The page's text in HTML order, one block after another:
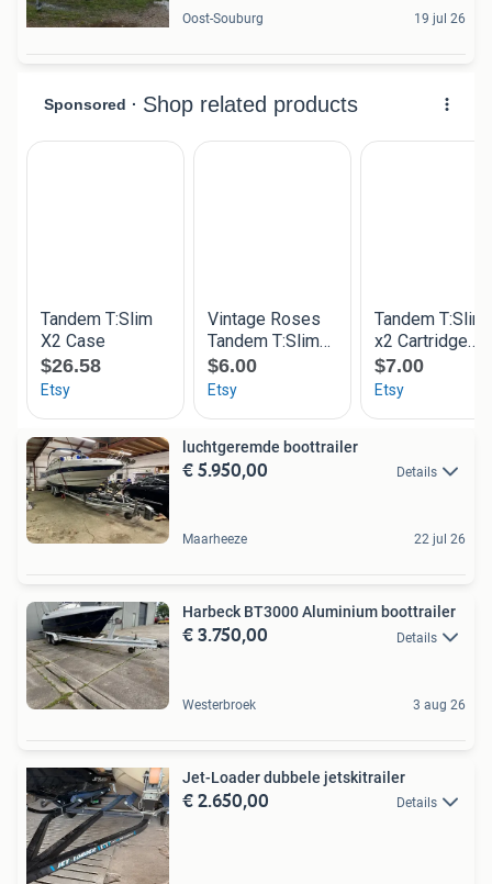
Oost-Souburg 19 jul 26
luchtgeremde boottrailer
€ 5.950,00 Details
Maarheeze 22 jul 26
Harbeck BT3000 Aluminium boottrailer
€ 3.750,00 Details
Westerbroek 3 aug 26
Jet-Loader dubbele jetskitrailer
€ 2.650,00 Details